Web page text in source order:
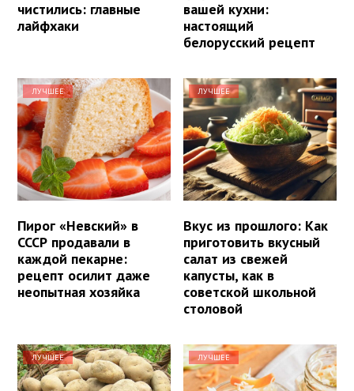
чистились: главные
лайфхаки
вашей кухни:
настоящий
белорусский рецепт
ЛУЧШЕЕ
Пирог «Невский» в
СССР продавали в
каждой пекарне:
рецепт осилит даже
неопытная хозяйка
ЛУЧШЕЕ
Вкус из прошлого: Как
приготовить вкусный
салат из свежей
капусты, как в
советской школьной
столовой
ЛУЧШЕЕ ЛУЧШЕЕ